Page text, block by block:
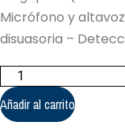
Micrófono y
disuasoria –
Hikvision
-
Cámara
Turret
IP
Añadir al carrito